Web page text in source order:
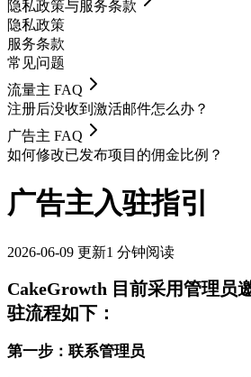
隐私政策与服务条款
隐私政策
服务条款
常见问题
流量主 FAQ
注册后没收到激活邮件怎么办？
广告主 FAQ
如何修改已发布项目的佣金比例？
广告主入驻指引
2026-06-09 更新1 分钟阅读
CakeGrowth 目前采用管理员
驻流程如下：
第一步：联系管理员